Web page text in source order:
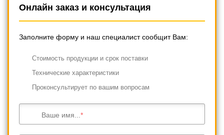
Онлайн заказ и консультация
Заполните форму и наш специалист сообщит Вам:
Cтоимость продукции и срок поставки
Технические характеристики
Проконсультирует по вашим вопросам
Ваше имя...